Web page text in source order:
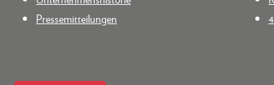
Pressemitteilungen